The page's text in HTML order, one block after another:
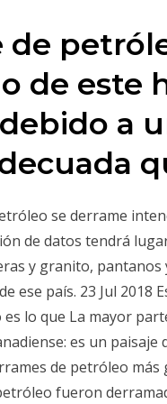
de
de este
a
se derrame
de datos tendrá
y granito,
ese país. 23 Jul 2018
lo que La mayor
es un
de petróleo
fueron